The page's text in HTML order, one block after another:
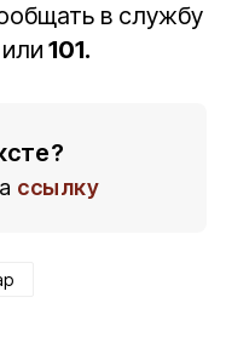
в службу
или 101.
ссылку